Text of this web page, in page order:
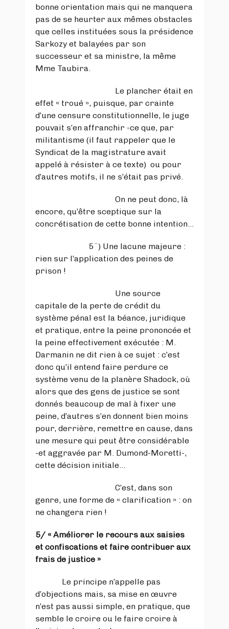
bonne orientation mais qui ne manquera
pas de se heurter aux mêmes obstacles
que celles instituées sous la présidence
Sarkozy et balayées par son
successeur et sa ministre, la même
Mme Taubira.
Le plancher était en
effet « troué », puisque, par crainte
d’une censure constitutionnelle, le juge
pouvait s’en affranchir -ce que, par
militantisme (il faut rappeler que le
Syndicat de la magistrature avait
appelé à résister à ce texte) ou pour
d’autres motifs, il ne s’était pas privé.
On ne peut donc, là
encore, qu’être sceptique sur la
concrétisation de cette bonne intention…
5¨) Une lacune majeure :
rien sur l’application des peines de
prison !
Une source
capitale de la perte de crédit du
système pénal est la béance, juridique
et pratique, entre la peine prononcée et
la peine effectivement exécutée : M.
Darmanin ne dit rien à ce sujet : c’est
donc qu’il entend faire perdure ce
système venu de la planère Shadock, où
alors que des gens de justice se sont
donnés beaucoup de mal à fixer une
peine, d’autres s’en donnent bien moins
pour, derrière, remettre en cause, dans
une mesure qui peut être considérable
-et aggravée par M. Dumond-Moretti-,
cette décision initiale…
C’est, dans son
genre, une forme de « clarification » : on
ne changera rien !
5/ « Améliorer le recours aux saisies
et confiscations et faire contribuer aux
frais de justice »
Le principe n’appelle pas
d’objections mais, sa mise en œuvre
n’est pas aussi simple, en pratique, que
semble le croire ou le faire croire à